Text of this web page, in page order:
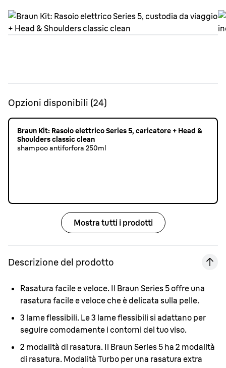
Opzioni disponibili (24)
Braun Kit: Rasoio elettrico Series 5, caricatore + Head &
Shoulders classic clean
shampoo antiforfora 250ml
Mostra tutti i prodotti
Descrizione del prodotto
Rasatura facile e veloce. Il Braun Series 5 offre una
rasatura facile e veloce che è delicata sulla pelle.
3 lame flessibili. Le 3 lame flessibili si adattano per
seguire comodamente i contorni del tuo viso.
2 modalità di rasatura. Il Braun Series 5 ha 2 modalità
di rasatura. Modalità Turbo per una rasatura extra